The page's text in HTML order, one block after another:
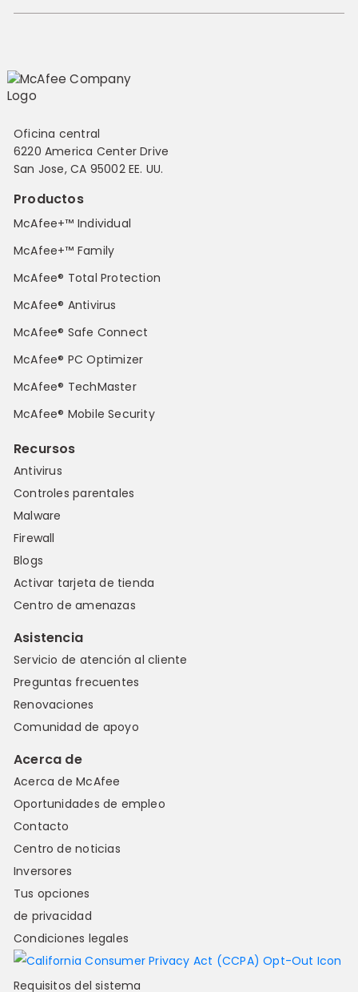
Oficina central
6220 America Center Drive
San Jose, CA 95002 EE. UU.
Productos
McAfee+™ Individual
McAfee+™ Family
McAfee® Total Protection
McAfee® Antivirus
McAfee® Safe Connect
McAfee® PC Optimizer
McAfee® TechMaster
McAfee® Mobile Security
Recursos
Antivirus
Controles parentales
Malware
Firewall
Blogs
Activar tarjeta de tienda
Centro de amenazas
Asistencia
Servicio de atención al cliente
Preguntas frecuentes
Renovaciones
Comunidad de apoyo
Acerca de
Acerca de McAfee
Oportunidades de empleo
Contacto
Centro de noticias
Inversores
Tus opciones
de privacidad
Condiciones legales
Requisitos del sistema